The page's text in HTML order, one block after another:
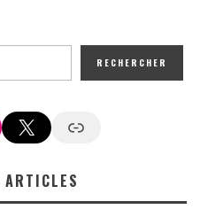
RECHERCHER
X Google News
ARTICLES